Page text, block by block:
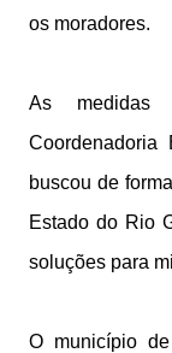
os moradores.
As medidas
buscou de
Estado do Rio
soluções para
O município